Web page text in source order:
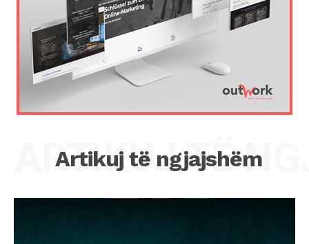
Artikuj të ngjajshëm
ARTIKUJ TË